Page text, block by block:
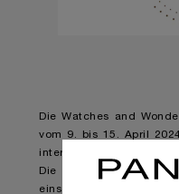
Die Watches and
vom 9. bis 15. April
internationalen
Die Messe ist
einschließlich